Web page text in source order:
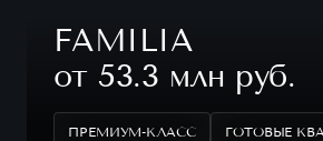
FAMILIA
от 53.3 млн руб.
ПРЕМИУМ-КЛАСС ГОТОВЫЕ